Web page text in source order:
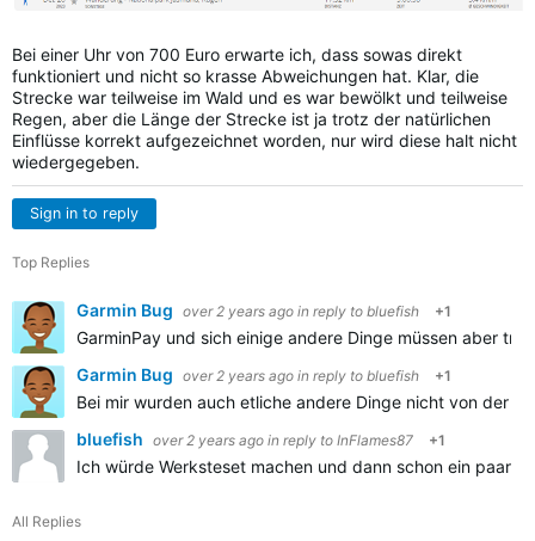
Bei einer Uhr von 700 Euro erwarte ich, dass sowas direkt
funktioniert und nicht so krasse Abweichungen hat. Klar, die
Strecke war teilweise im Wald und es war bewölkt und teilweise
Regen, aber die Länge der Strecke ist ja trotz der natürlichen
Einflüsse korrekt aufgezeichnet worden, nur wird diese halt nicht
wiedergegeben.
Sign in to reply
Top Replies
Garmin Bug over 2 years ago in reply to bluefish +1
GarminPay und sich einige andere Dinge müssen aber
Garmin Bug over 2 years ago in reply to bluefish +1
Bei mir wurden auch etliche andere Dinge nicht von der
bluefish over 2 years ago in reply to InFlames87 +1
Ich würde Werksteset machen und dann schon ein paar
All Replies